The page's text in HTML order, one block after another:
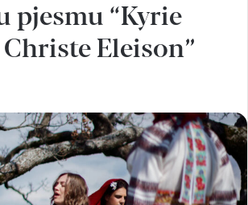
pjesmu “Kyrie
Eleison”